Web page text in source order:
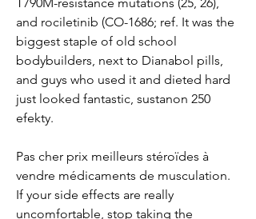
and rociletinib (CO-1686; ref. It was the
biggest staple of old school
bodybuilders, next to Dianabol pills,
and guys who used it and dieted hard
just looked fantastic, sustanon 250
efekty.
Pas cher prix meilleurs stéroïdes à
vendre médicaments de musculation.
If your side effects are really
uncomfortable, stop taking the